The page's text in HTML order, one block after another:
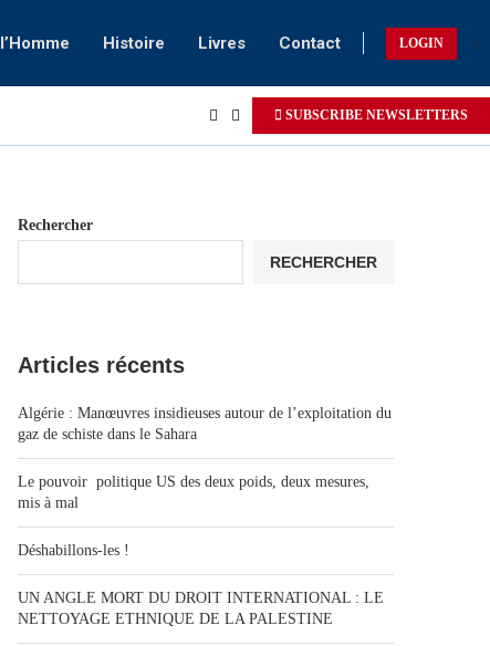
Histoire Livres Contact LOGIN
SUBSCRIBE NEWSLETTERS
Rechercher
RECHERCHER
Articles récents
Algérie : Manœuvres insidieuses autour de l’exploitation du
gaz de schiste dans le Sahara
Le pouvoir politique US des deux poids, deux mesures,
mis à mal
Déshabillons-les !
UN ANGLE MORT DU DROIT INTERNATIONAL : LE
NETTOYAGE ETHNIQUE DE LA PALESTINE